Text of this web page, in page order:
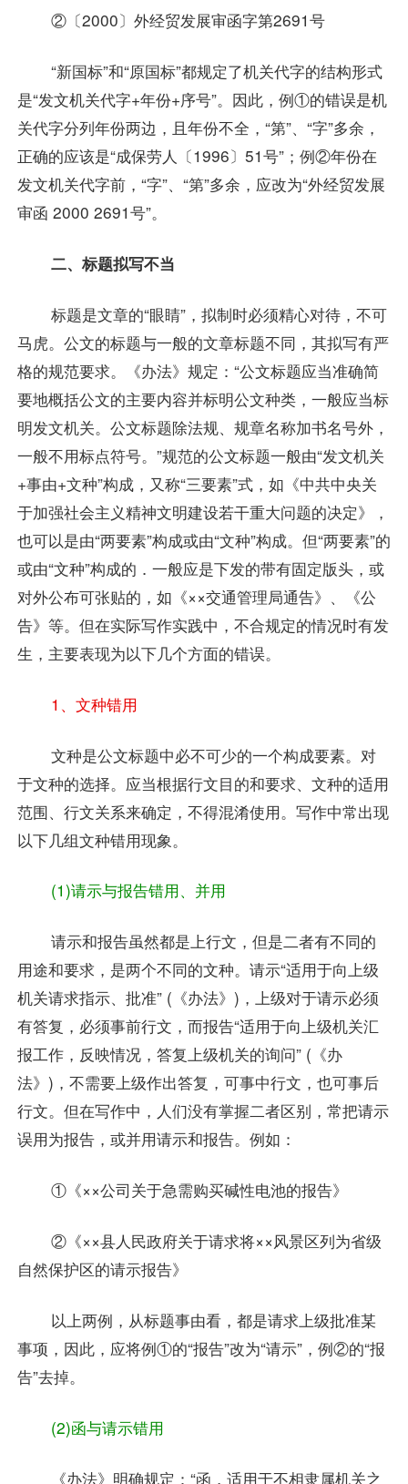
②〔2000〕外经贸发展审函字第2691号
“新国标”和“原国标”都规定了机关代字的结构形式
是“发文机关代字+年份+序号”。因此，例①的错误是机
关代字分列年份两边，且年份不全，“第”、“字”多余，
正确的应该是“成保劳人〔1996〕51号”；例②年份在
发文机关代字前，“字”、“第”多余，应改为“外经贸发展
审函 2000 2691号”。
二、标题拟写不当
标题是文章的“眼睛”，拟制时必须精心对待，不可
马虎。公文的标题与一般的文章标题不同，其拟写有严
格的规范要求。《办法》规定：“公文标题应当准确简
要地概括公文的主要内容并标明公文种类，一般应当标
明发文机关。公文标题除法规、规章名称加书名号外，
一般不用标点符号。”规范的公文标题一般由“发文机关
+事由+文种”构成，又称“三要素”式，如《中共中央关
于加强社会主义精神文明建设若干重大问题的决定》，
也可以是由“两要素”构成或由“文种”构成。但“两要素”的
或由“文种”构成的．一般应是下发的带有固定版头，或
对外公布可张贴的，如《××交通管理局通告》、《公
告》等。但在实际写作实践中，不合规定的情况时有发
生，主要表现为以下几个方面的错误。
1、文种错用
文种是公文标题中必不可少的一个构成要素。对
于文种的选择。应当根据行文目的和要求、文种的适用
范围、行文关系来确定，不得混淆使用。写作中常出现
以下几组文种错用现象。
(1)请示与报告错用、并用
请示和报告虽然都是上行文，但是二者有不同的
用途和要求，是两个不同的文种。请示“适用于向上级
机关请求指示、批准” (《办法》)，上级对于请示必须
有答复，必须事前行文，而报告“适用于向上级机关汇
报工作，反映情况，答复上级机关的询问” (《办
法》)，不需要上级作出答复，可事中行文，也可事后
行文。但在写作中，人们没有掌握二者区别，常把请示
误用为报告，或并用请示和报告。例如：
①《××公司关于急需购买碱性电池的报告》
②《××县人民政府关于请求将××风景区列为省级
自然保护区的请示报告》
以上两例，从标题事由看，都是请求上级批准某
事项，因此，应将例①的“报告”改为“请示”，例②的“报
告”去掉。
(2)函与请示错用
《办法》明确规定：“函，适用于不相隶属机关之